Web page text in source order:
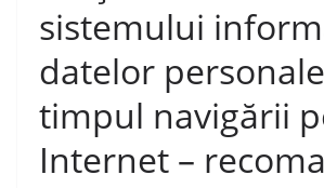
sistemului
datelor
timpul navigării
Internet –